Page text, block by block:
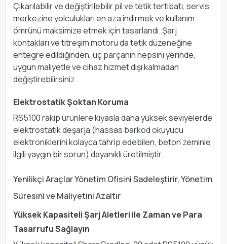
Çıkarılabilir ve değiştirilebilir pil ve tetik tertibatı, servis
merkezine yolculukları en aza indirmek ve kullanım
ömrünü maksimize etmek için tasarlandı. Şarj
kontakları ve titreşim motoru da tetik düzeneğine
entegre edildiğinden, üç parçanın hepsini yerinde,
uygun maliyetle ve cihaz hizmet dışı kalmadan
değiştirebilirsiniz.
Elektrostatik Şoktan Koruma
RS5100 rakip ürünlere kıyasla daha yüksek seviyelerde
elektrostatik deşarja (hassas barkod okuyucu
elektroniklerini kolayca tahrip edebilen, beton zeminle
ilgili yaygın bir sorun) dayanıklı üretilmiştir.
Yenilikçi Araçlar Yönetim Ofisini Sadeleştirir, Yönetim
Süresini ve Maliyetini Azaltır
Yüksek Kapasiteli Şarj Aletleri ile Zaman ve Para
Tasarrufu Sağlayın